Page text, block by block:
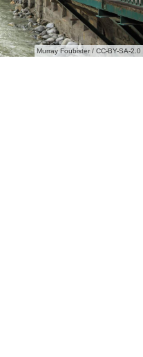
Murray Foubister / CC-BY-SA-2.0